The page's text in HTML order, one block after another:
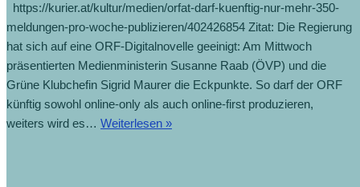
https://kurier.at/kultur/medien/orfat-darf-kuenftig-nur-mehr-350-
meldungen-pro-woche-publizieren/402426854 Zitat: Die Regierung
hat sich auf eine ORF-Digitalnovelle geeinigt: Am Mittwoch
präsentierten Medienministerin Susanne Raab (ÖVP) und die
Grüne Klubchefin Sigrid Maurer die Eckpunkte. So darf der ORF
künftig sowohl online-only als auch online-first produzieren,
weiters wird es… Weiterlesen »